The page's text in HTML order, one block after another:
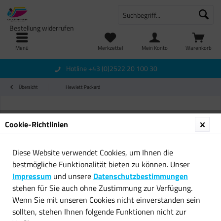
Menü Warenkorb
Merkzettel
Bestellung widerrufen
Mein Konto
Hotline +43 (0)2522 20 100 30
Übersicht Hewlett Packard
Cookie-Richtlinien
Diese Website verwendet Cookies, um Ihnen die
bestmögliche Funktionalität bieten zu können. Unser
Impressum und unsere Datenschutzbestimmungen
stehen für Sie auch ohne Zustimmung zur Verfügung.
Wenn Sie mit unseren Cookies nicht einverstanden sein
sollten, stehen Ihnen folgende Funktionen nicht zur